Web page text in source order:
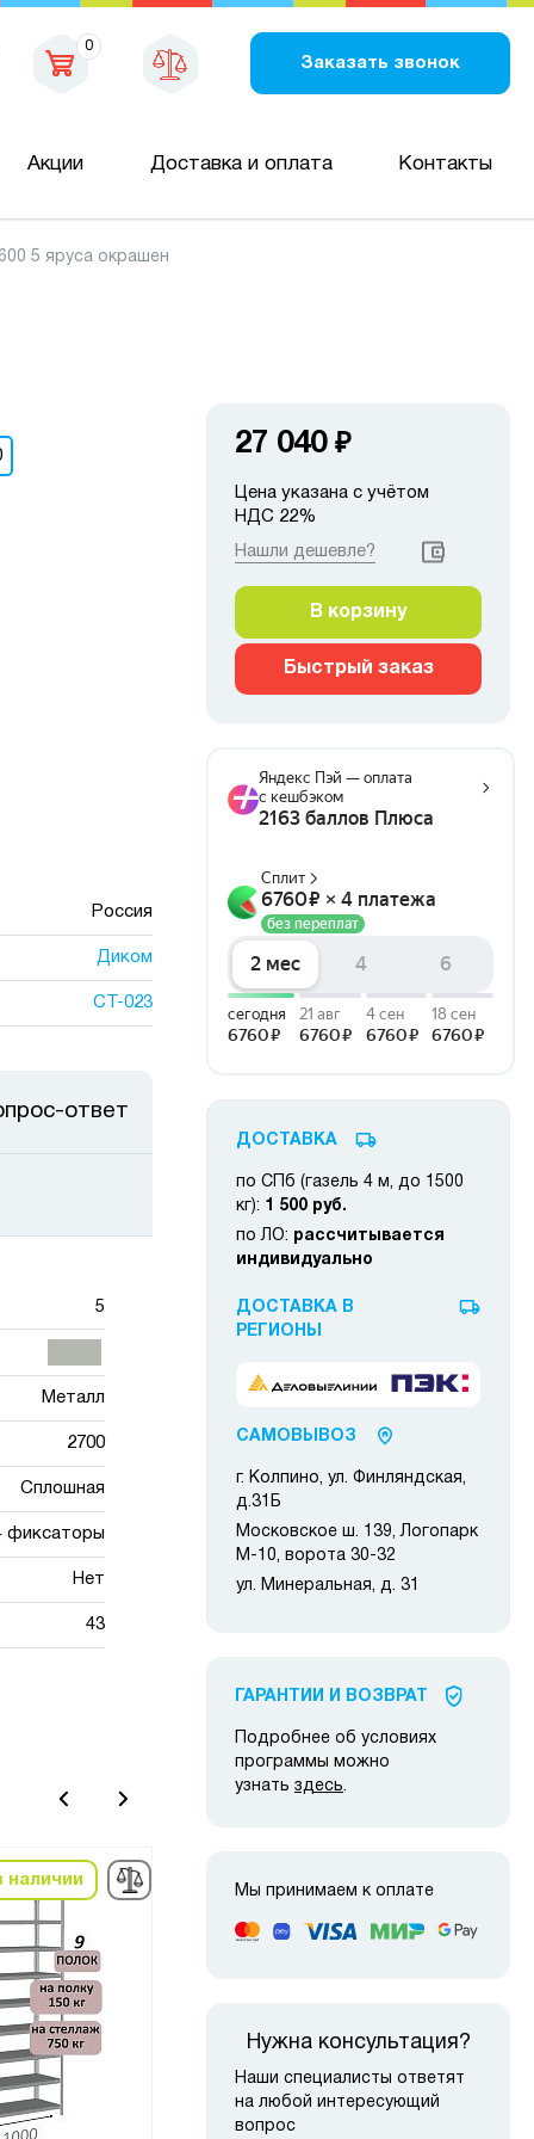
0
Заказать звонок
Акции Доставка и оплата Контакты
5 яруса окрашен
Россия
Диком
СТ-023
5
Металл
2700
Сплошная
фиксаторы
Нет
43
ответ
наличии
-22%
27 040 ₽
Цена указана с учётом
НДС 22%
Нашли дешевле?
В корзину
Быстрый заказ
ДОСТАВКА
по СПб (газель 4 м, до 1500
кг): 1 500 руб.
по ЛО: рассчитывается
индивидуально
ДОСТАВКА В
РЕГИОНЫ
САМОВЫВОЗ
г. Колпино, ул. Финляндская,
д.31Б
Московское ш. 139, Логопарк
М-10, ворота 30-32
ул. Минеральная, д. 31
ГАРАНТИИ И ВОЗВРАТ
Подробнее об условиях
программы можно
узнать здесь.
Мы принимаем к оплате
Нужна консультация?
Наши специалисты ответят
на любой интересующий
вопрос